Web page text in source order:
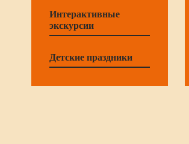
Интерактивные
экскурсии
Детские праздники